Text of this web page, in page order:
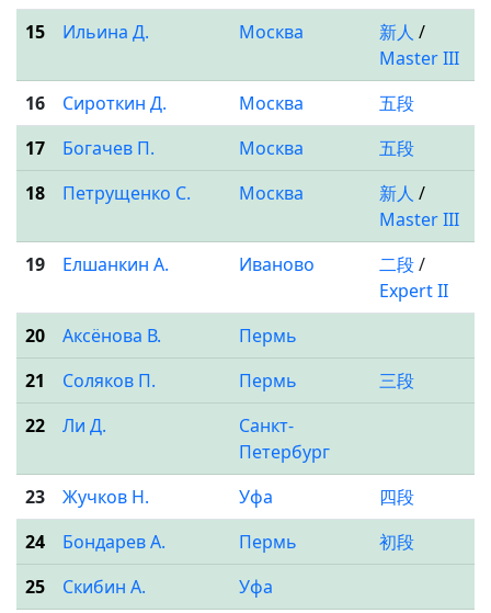
15 Ильина Д. Москва 新人 /
Master III
16
Сироткин Д. Москва
五段
17
Богачев П. Москва
五段
18
Петрущенко С. Москва 新人 /
Master III
19
Елшанкин А. Иваново 二段/
Expert II
20
Аксёнова В.
Пермь
21
Соляков П. Пермь
三段
22
Ли Д.
Санкт-
Петербург
23
Жучков Н. Уфа
四段
24
Бондарев А. Пермь
初段
25
Скибин А.
Уфа